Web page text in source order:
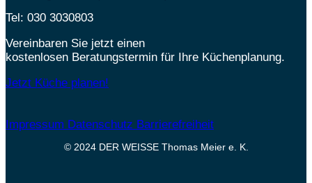
Tel: 030 3030803
Vereinbaren Sie jetzt einen
kostenlosen Beratungstermin für Ihre Küchenplanung.
Jetzt Küche planen!
Impressum Datenschutz Barrierefreiheit
© 2024 DER WEISSE Thomas Meier e. K.